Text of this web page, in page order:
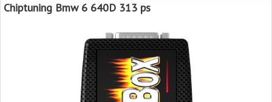
Chiptuning Bmw 6 640D 313 ps